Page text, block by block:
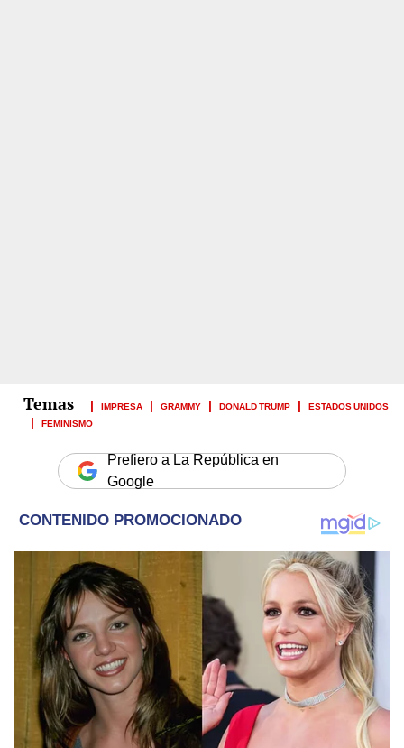
IMPRESA GRAMMY DONALD TRUMP
ESTADOS UNIDOS
FEMINISMO
Prefiero a La República en
Google